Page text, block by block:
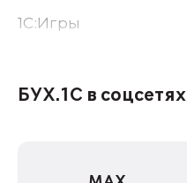
1C:Игры
1С:Консалтинг
БУХ.1С в соцсетях